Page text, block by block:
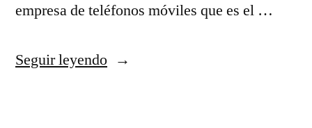
empresa de teléfonos móviles que es el …
Seguir leyendo«camiseta